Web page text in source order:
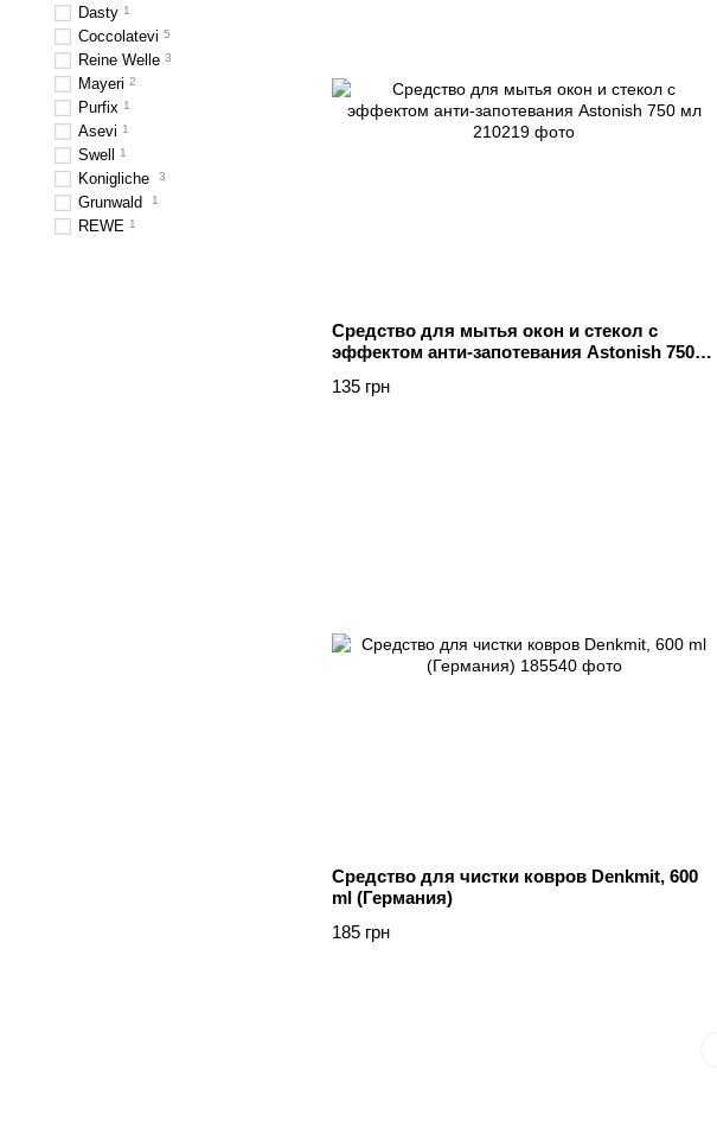
Средство для мытья окон и стекол с
эффектом анти-запотевания Astonish 750
135 грн
Средство для чистки ковров Denkmit, 600
ml (Германия)
185 грн
Dasty 1
Coccolatevi 5
Reine Welle 3
Mayeri 2
Purfix 1
Asevi 1
Swell 1
Konigliche 3
Grunwald 1
REWE 1